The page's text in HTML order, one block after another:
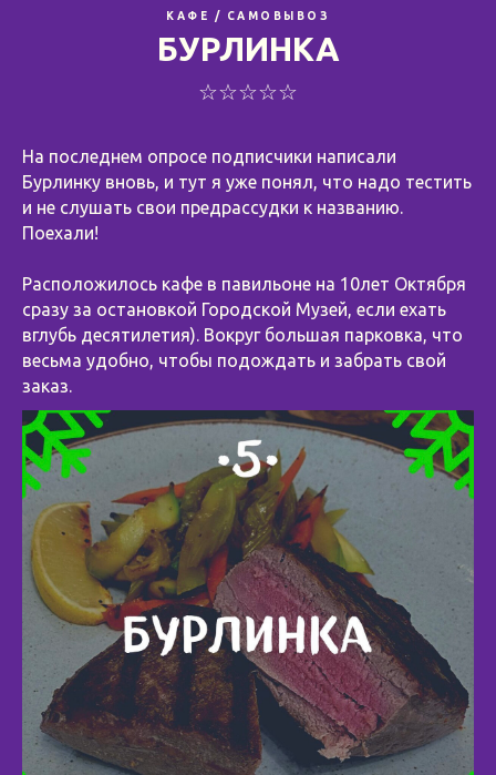
КАФЕ / САМОВЫВОЗ
БУРЛИНКА
☆☆☆☆☆
На последнем опросе подписчики написали
Бурлинку вновь, и тут я уже понял, что надо тестить
и не слушать свои предрассудки к названию.
Поехали!
Расположилось кафе в павильоне на 10лет Октября
сразу за остановкой Городской Музей, если ехать
вглубь десятилетия). Вокруг большая парковка, что
весьма удобно, чтобы подождать и забрать свой
заказ.